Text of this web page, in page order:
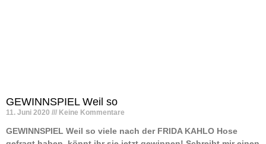
GEWINNSPIEL Weil so
11. Juni 2020 Keine Kommentare
GEWINNSPIEL Weil so viele nach der FRIDA KAHLO Hose